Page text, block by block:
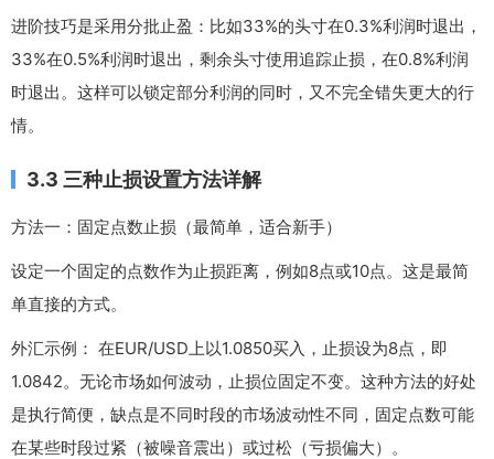
进阶技巧是采用分批止盈：比如33%的头寸在0.3%利润时退出，
33%在0.5%利润时退出，剩余头寸使用追踪止损，在0.8%利润
时退出。这样可以锁定部分利润的同时，又不完全错失更大的行
情。
3.3 三种止损设置方法详解
方法一：固定点数止损（最简单，适合新手）
设定一个固定的点数作为止损距离，例如8点或10点。这是最简
单直接的方式。
外汇示例： 在EUR/USD上以1.0850买入，止损设为8点，即
1.0842。无论市场如何波动，止损位固定不变。这种方法的好处
是执行简便，缺点是不同时段的市场波动性不同，固定点数可能
在某些时段过紧（被噪音震出）或过松（亏损偏大）。